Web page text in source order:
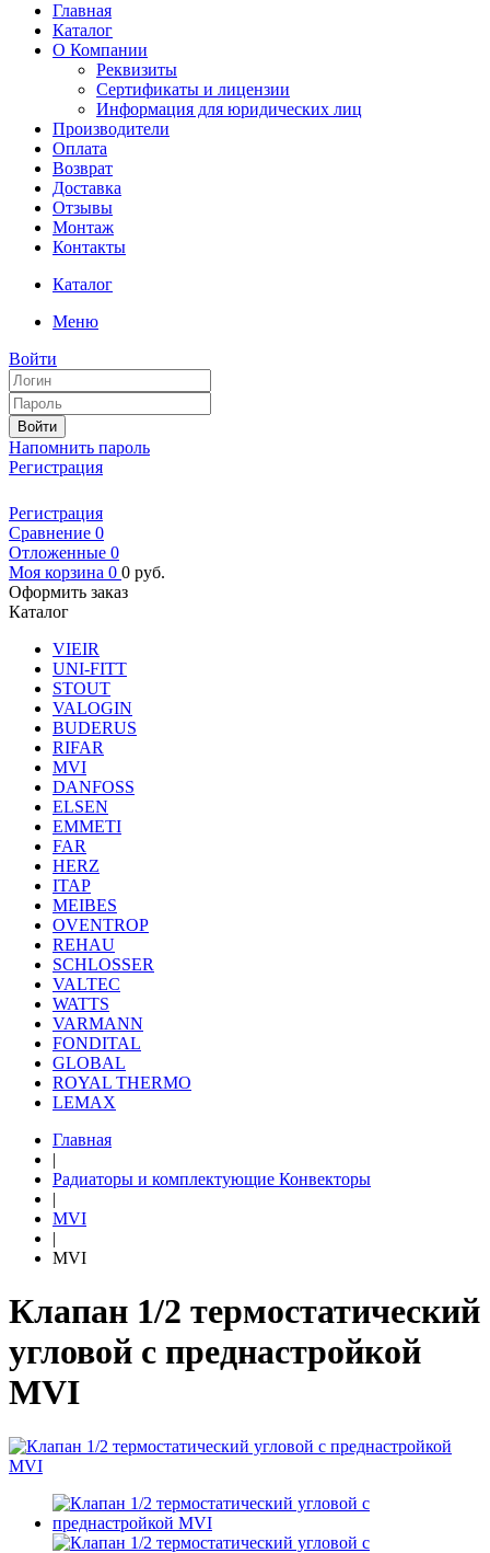
Главная
Каталог
О Компании
Реквизиты
Сертификаты и лицензии
Информация для юридических лиц
Производители
Оплата
Возврат
Доставка
Отзывы
Монтаж
Контакты
Каталог
Меню
Войти
Войти
Напомнить пароль
Регистрация
Регистрация
Сравнение 0
Отложенные 0
Моя корзина 0 0 руб.
Оформить заказ
Каталог
VIEIR
UNI-FITT
STOUT
VALOGIN
BUDERUS
RIFAR
MVI
DANFOSS
ELSEN
EMMETI
FAR
HERZ
ITAP
MEIBES
OVENTROP
REHAU
SCHLOSSER
VALTEC
WATTS
VARMANN
FONDITAL
GLOBAL
ROYAL THERMO
LEMAX
Главная
|
Радиаторы и комплектующие Конвекторы
|
MVI
|
MVI
Клапан 1/2 термостатический
угловой с преднастройкой
MVI